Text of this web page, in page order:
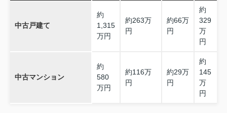
中古戸建て
約
1,315
万円
約263万
円
約66万
円
約
329
万
円
中古マンション
約
580
万円
約116万
円
約29万
円
約
145
万
円